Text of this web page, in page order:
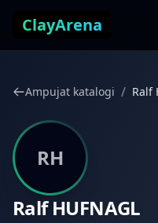
ClayArena
Ampujat katalogi / Ralf
RH
Ralf HUFNAGL